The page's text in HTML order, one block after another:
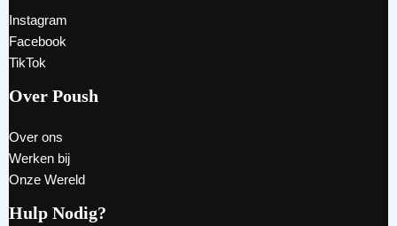
Instagram
Facebook
TikTok
Over Poush
Over ons
Werken bij
Onze Wereld
Hulp Nodig?